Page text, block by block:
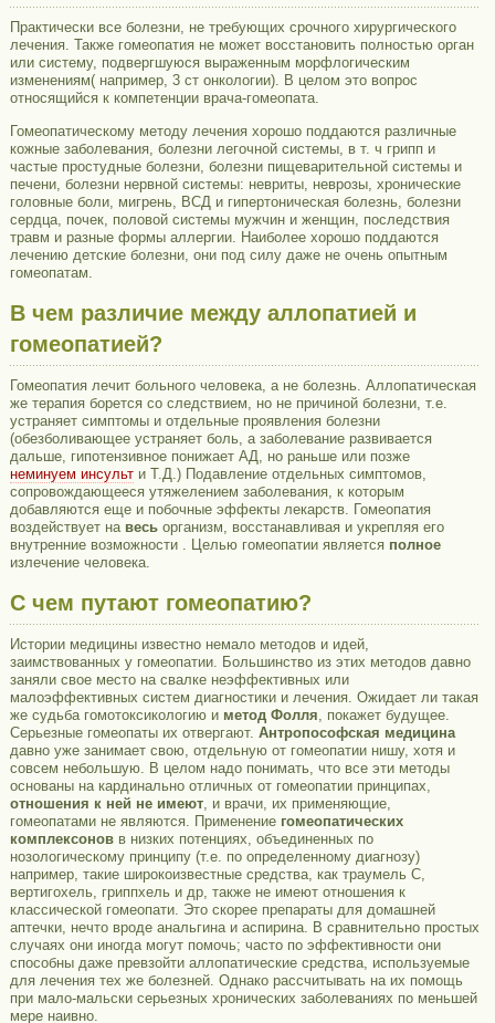
Практически все болезни, не требующих срочного хирургического
лечения. Также гомеопатия не может восстановить полностью орган
или систему, подвергшуюся выраженным морфлогическим
изменениям( например, 3 ст онкологии). В целом это вопрос
относящийся к компетенции врача-гомеопата.
Гомеопатическому методу лечения хорошо поддаются различные
кожные заболевания, болезни легочной системы, в т. ч грипп и
частые простудные болезни, болезни пищеварительной системы и
печени, болезни нервной системы: невриты, неврозы, хронические
головные боли, мигрень, ВСД и гипертоническая болезнь, болезни
сердца, почек, половой системы мужчин и женщин, последствия
травм и разные формы аллергии. Наиболее хорошо поддаются
лечению детские болезни, они под силу даже не очень опытным
гомеопатам.
В чем различие между аллопатией и
гомеопатией?
Гомеопатия лечит больного человека, а не болезнь. Аллопатическая
же терапия борется со следствием, но не причиной болезни, т.е.
устраняет симптомы и отдельные проявления болезни
(обезболивающее устраняет боль, а заболевание развивается
дальше, гипотензивное понижает АД, но раньше или позже
неминуем инсульти Т.Д.) Подавление отдельных симптомов,
сопровождающееся утяжелением заболевания, к которым
добавляются еще и побочные эффекты лекарств. Гомеопатия
воздействует на весьорганизм, восстанавливая и укрепляя его
внутренние возможности . Целью гомеопатии является полное
излечение человека.
С чем путают гомеопатию?
Истории медицины известно немало методов и идей,
заимствованных у гомеопатии. Большинство из этих методов давно
заняли свое место на свалке неэффективных или
малоэффективных систем диагностики и лечения. Ожидает ли такая
же судьба гомотоксикологию и метод Фолля, покажет будущее.
Серьезные гомеопаты их отвергают. Антропософская медицина
давно уже занимает свою, отдельную от гомеопатии нишу, хотя и
совсем небольшую. В целом надо понимать, что все эти методы
основаны на кардинально отличных от гомеопатии принципах,
отношения к ней не имеют, и врачи, их применяющие,
гомеопатами не являются. Применение гомеопатических
комплексоновв низких потенциях, объединенных по
нозологическому принципу (т.е. по определенному диагнозу)
например, такие широкоизвестные средства, как траумель С,
вертигохель, гриппхель и др, также не имеют отношения к
классической гомеопати. Это скорее препараты для домашней
аптечки, нечто вроде анальгина и аспирина. В сравнительно простых
случаях они иногда могут помочь; часто по эффективности они
способны даже превзойти аллопатические средства, используемые
для лечения тех же болезней. Однако рассчитывать на их помощь
при мало-мальски серьезных хронических заболеваниях по меньшей
мере наивно.